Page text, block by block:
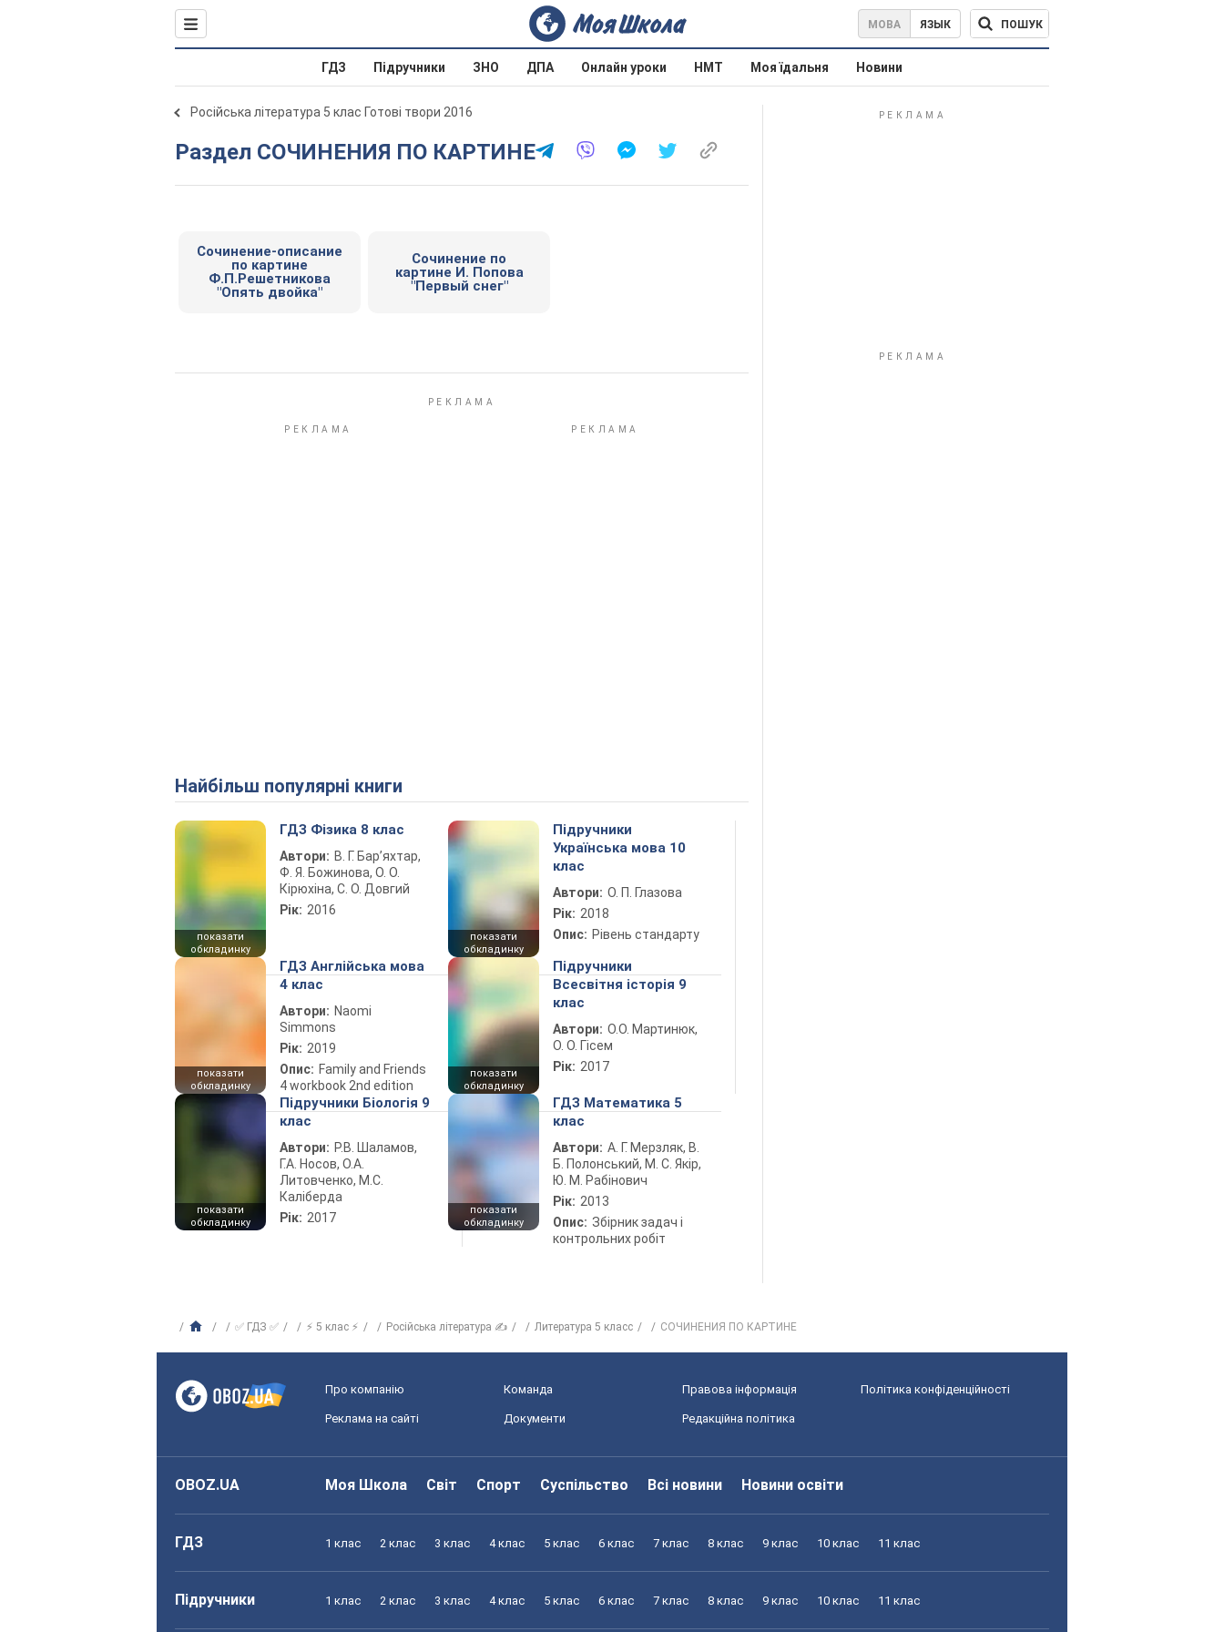
МОВА ЯЗЫК ПОШУК
ГДЗ Підручники ЗНО ДПА Онлайн уроки НМТ Моя їдальня Новини
Російська література 5 клас Готові твори 2016
Раздел СОЧИНЕНИЯ ПО КАРТИНЕ
Сочинение-описание
по картине
Ф.П.Решетникова
"Опять двойка"
Сочинение по
картине И. Попова
"Первый снег"
Найбільш популярні книги
показати
обкладинку
ГДЗ Фізика 8 клас
Автори: В. Г. Бар’яхтар,
Ф. Я. Божинова, О. О.
Кірюхіна, С. О. Довгий
Рік: 2016
показати
обкладинку
Підручники
Українська мова 10
клас
Автори: О. П. Глазова
Рік: 2018
Опис: Рівень стандарту
показати
обкладинку
ГДЗ Англійська мова
4 клас
Автори: Naomi
Simmons
Рік: 2019
Опис: Family and Friends
4 workbook 2nd edition
показати
обкладинку
Підручники
Всесвітня історія 9
клас
Автори: О.О. Мартинюк,
О. О. Гісем
Рік: 2017
показати
обкладинку
Підручники Біологія 9
клас
Автори: Р.В. Шаламов,
Г.А. Носов, О.А.
Литовченко, М.С.
Каліберда
Рік: 2017
показати
обкладинку
ГДЗ Математика 5
клас
Автори: А. Г. Мерзляк, В.
Б. Полонський, М. С. Якір,
Ю. М. Рабінович
Рік: 2013
Опис: Збірник задач і
контрольних робіт
✅ ГДЗ ✅ ⚡ 5 клас ⚡ Російська література ✍ Литература 5 класс СОЧИНЕНИЯ ПО КАРТИНЕ
Про компанію Команда Правова інформація Політика конфіденційності
Реклама на сайті Документи Редакційна політика
OBOZ.UA Моя Школа Світ Спорт Суспільство Всі новини Новини освіти
ГДЗ 1 клас 2 клас 3 клас 4 клас 5 клас 6 клас 7 клас 8 клас 9 клас 10 клас 11 клас
Підручники 1 клас 2 клас 3 клас 4 клас 5 клас 6 клас 7 клас 8 клас 9 клас 10 клас 11 клас